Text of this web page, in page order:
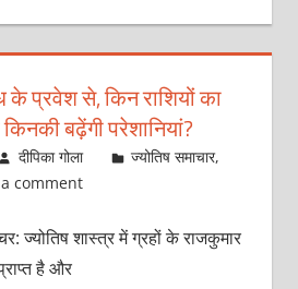
के प्रवेश से, किन राशियों का
बढ़ेंगी परेशानियां?
दीपिका गोला ज्योतिष समाचार,
comment
ज्योतिष शास्त्र में ग्रहों के राजकुमार
है और